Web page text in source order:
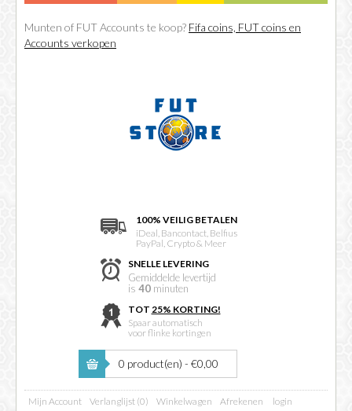
Munten of FUT Accounts te koop? Fifa coins, FUT coins en
Accounts verkopen
100% VEILIG BETALEN
iDeal, Bancontact, Belfius
PayPal, Crypto & Meer
SNELLE LEVERING
Gemiddelde levertijd
is 40minuten
TOT 25% KORTING!
Spaar automatisch
voor flinke kortingen
0 product(en) - €0,00
Mijn Account Verlanglijst (0) Winkelwagen Afrekenen login